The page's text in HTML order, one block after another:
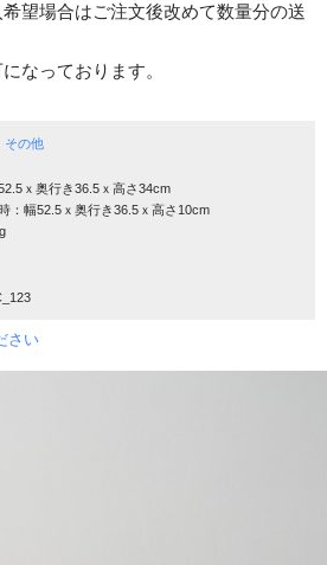
望場合はご注文後改めて数量分の送
なっております。
その他
ｘ奥行き36.5ｘ高さ34cm
：幅52.5ｘ奥行き36.5ｘ高さ10cm
さい